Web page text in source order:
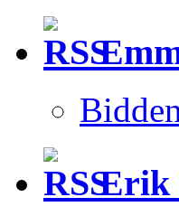
Erik